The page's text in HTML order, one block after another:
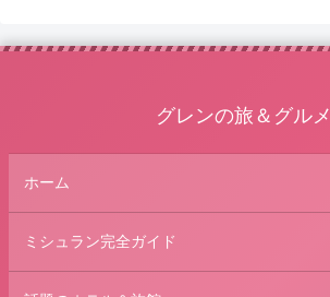
グレンの旅＆グルメ
ホーム
ミシュラン完全ガイド